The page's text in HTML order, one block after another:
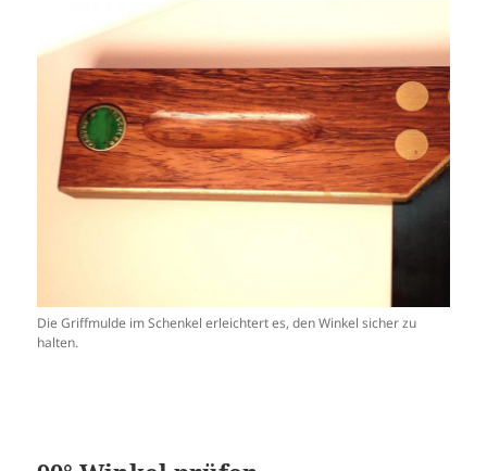
Die Griffmulde im Schenkel erleichtert es, den Winkel sicher zu
halten.